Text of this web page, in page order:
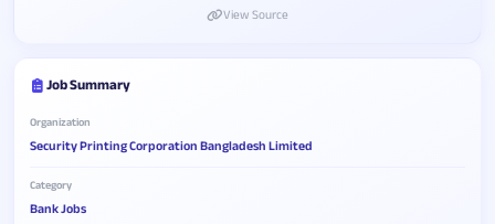
View Source
Job Summary
Organization
Security Printing Corporation Bangladesh Limited
Category
Bank Jobs